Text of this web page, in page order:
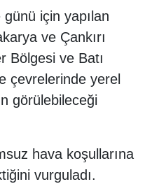
için yapılan
ve Çankırı
Bölgesi ve Batı
çevrelerinde yerel
görülebileceği
hava koşullarına
vurguladı.